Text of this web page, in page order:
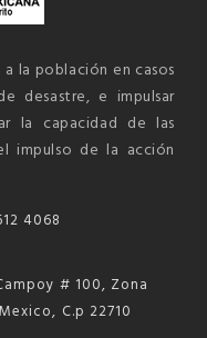
la población en casos
desastre, e impulsar
la capacidad de las
impulso de la acción
4068
# 100, Zona
C.p 22710